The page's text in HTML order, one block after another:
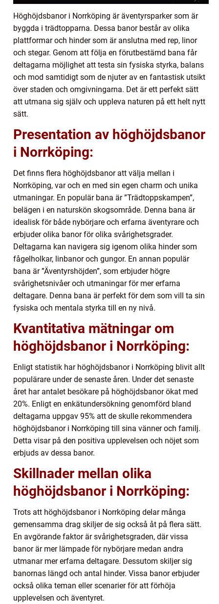
Höghöjdsbanor i Norrköping är äventyrsparker som är
byggda i trädtopparna. Dessa banor består av olika
plattformar och hinder som är anslutna med rep, linor
och stegar. Genom att följa en förutbestämd bana får
deltagarna möjlighet att testa sin fysiska styrka, balans
och mod samtidigt som de njuter av en fantastisk utsikt
över staden och omgivningarna. Det är ett perfekt sätt
att utmana sig själv och uppleva naturen på ett helt nytt
sätt.
Presentation av höghöjdsbanor
i Norrköping:
Det finns flera höghöjdsbanor att välja mellan i
Norrköping, var och en med sin egen charm och unika
utmaningar. En populär bana är ”Trädtoppskampen”,
belägen i en naturskön skogsområde. Denna bana är
idealisk för både nybörjare och erfarna äventyrare och
erbjuder olika banor för olika svårighetsgrader.
Deltagarna kan navigera sig igenom olika hinder som
fågelholkar, linbanor och gungor. En annan populär
bana är ”Äventyrshöjden”, som erbjuder högre
svårighetsnivåer och utmaningar för mer erfarna
deltagare. Denna bana är perfekt för dem som vill ta sin
fysiska och mentala styrka till en ny nivå.
Kvantitativa mätningar om
höghöjdsbanor i Norrköping:
Enligt statistik har höghöjdsbanor i Norrköping blivit allt
populärare under de senaste åren. Under det senaste
året har antalet besökare på höghöjdsbanor ökat med
20%. Enligt en enkätundersökning genomförd bland
deltagarna uppgav 95% att de skulle rekommendera
höghöjdsbanor i Norrköping till sina vänner och familj.
Detta visar på den positiva upplevelsen och nöjet som
erbjuds av dessa banor.
Skillnader mellan olika
höghöjdsbanor i Norrköping:
Trots att höghöjdsbanor i Norrköping delar många
gemensamma drag skiljer de sig också åt på flera sätt.
En avgörande faktor är svårighetsgraden, där vissa
banor är mer lämpade för nybörjare medan andra
utmanar mer erfarna deltagare. Dessutom skiljer sig
banornas längd och antal hinder. Vissa banor erbjuder
också olika teman eller scenarier för att förhöja
upplevelsen och äventyret.